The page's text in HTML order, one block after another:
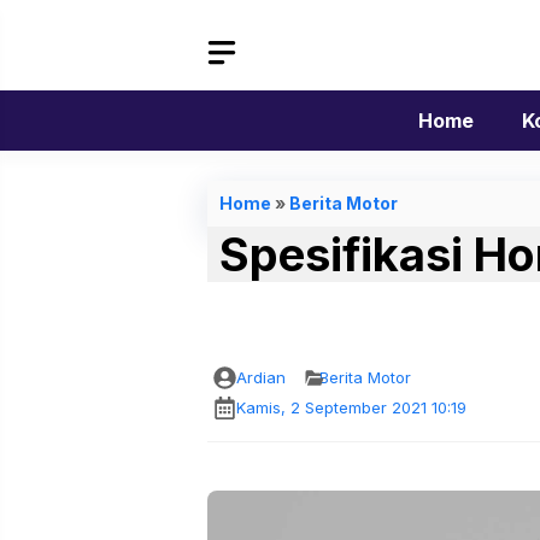
Home
Home » Berita Motor
Spesifikasi
Ardian
Berita Motor
Kamis, 2 September 2021 10:19